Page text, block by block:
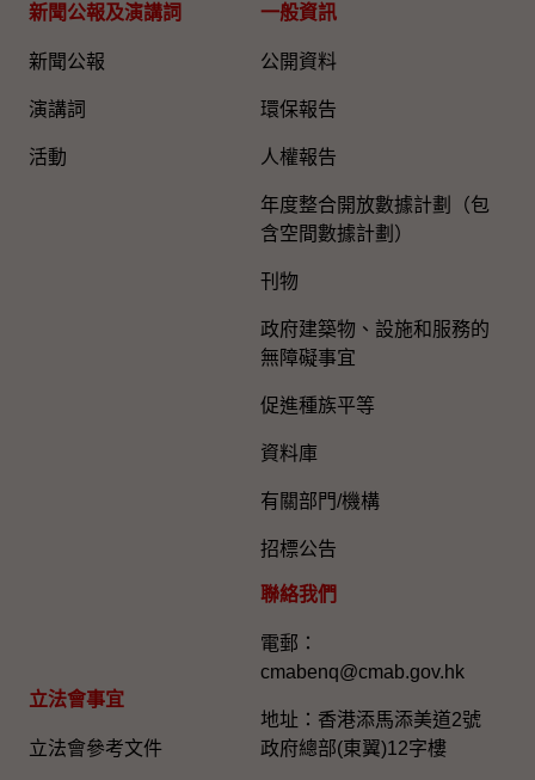
新聞公報及演講詞
新聞公報
演講詞
活動
立法會事宜
立法會參考文件
一般資訊​
公開資料
環保報告
人權報告
年度整合開放數據計劃（包
含空間數據計劃）
刊物
政府建築物、設施和服務的
無障礙事宜
促進種族平等
資料庫
有關部門/機構
招標公告
聯絡我們
電郵：
cmabenq@cmab.gov.hk​
地址：香港添馬添美道2號
政府總部(東翼)12字樓